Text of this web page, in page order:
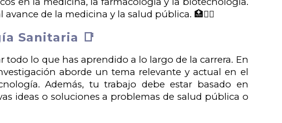
de la medicina y la salud pública. 🏥🧑‍⚕️
Sanitaria 📑
lo que has aprendido a lo largo de la carrera. En
aborde un tema relevante y actual en el
Además, tu trabajo debe estar basado en
ideas o soluciones a problemas de salud pública o